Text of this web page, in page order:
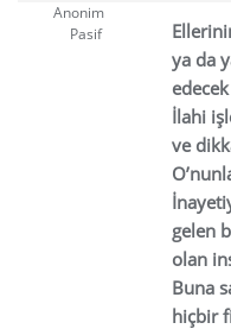
Anonim
Pasif
ya da
edecek
İlahi
ve
gelen
olan
Buna
hiçbir